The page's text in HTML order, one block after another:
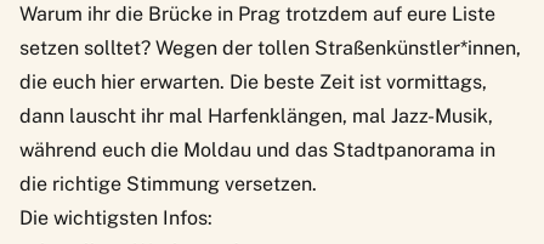
Warum ihr die Brücke in Prag trotzdem auf eure Liste
setzen solltet? Wegen der tollen Straßenkünstler*innen,
die euch hier erwarten. Die beste Zeit ist vormittags,
dann lauscht ihr mal Harfenklängen, mal Jazz-Musik,
während euch die Moldau und das Stadtpanorama in
die richtige Stimmung versetzen.
Die wichtigsten Infos: